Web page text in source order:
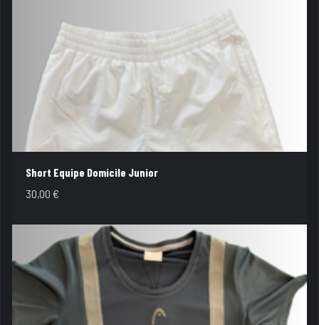
Short Equipe Domicile Junior
30,00€